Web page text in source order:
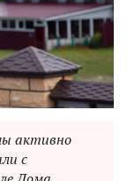
активно
с